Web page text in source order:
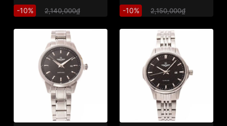
-10% 2,140,000₫ -10% 2,150,000₫